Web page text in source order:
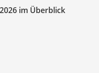
im Überblick